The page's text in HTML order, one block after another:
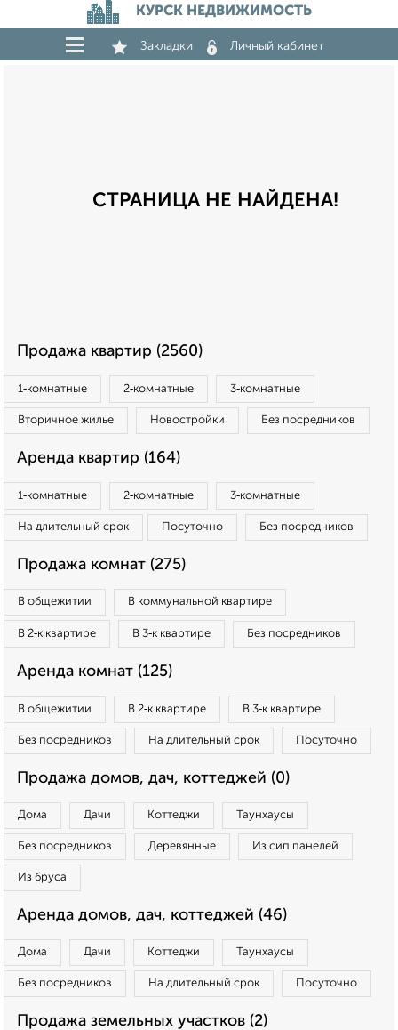
КУРСК НЕДВИЖИМОСТЬ
Закладки Личный кабинет
СТРАНИЦА НЕ НАЙДЕНА!
Продажа квартир (2560)
1‑комнатные 2‑комнатные 3‑комнатные
Вторичное жилье Новостройки Без посредников
Аренда квартир (164)
1‑комнатные 2‑комнатные 3‑комнатные
На длительный срок Посуточно Без посредников
Продажа комнат (275)
В общежитии В коммунальной квартире
В 2‑к квартире В 3‑к квартире Без посредников
Аренда комнат (125)
В общежитии В 2‑к квартире В 3‑к квартире
Без посредников На длительный срок Посуточно
Продажа домов, дач, коттеджей (0)
Дома Дачи Коттеджи Таунхаусы
Без посредников Деревянные Из сип панелей
Из бруса
Аренда домов, дач, коттеджей (46)
Дома Дачи Коттеджи Таунхаусы
Без посредников На длительный срок Посуточно
Продажа земельных участков (2)